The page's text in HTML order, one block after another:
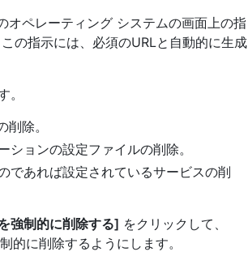
オペレーティング システムの画面上の指
の指示には、必須のURLと自動的に生成
。
除。
ョンの設定ファイルの削除。
であれば設定されているサービスの削
強制的に削除する] をクリックして、
に削除するようにします。